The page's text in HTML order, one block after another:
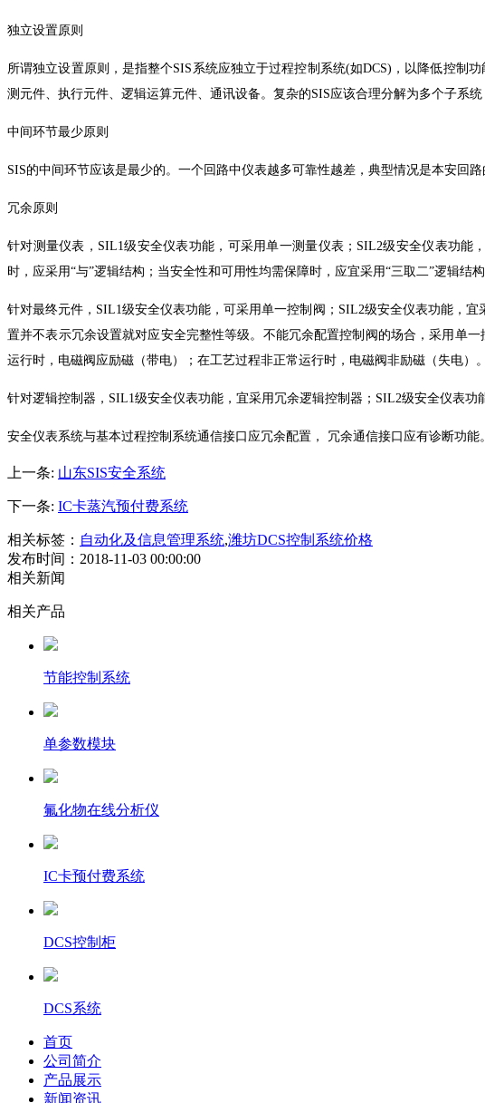
独立设置原则
所谓独立设置原则，是指整个SIS系统应独立于过程控制系统(如DCS)，以降低控制
测元件、执行元件、逻辑运算元件、通讯设备。复杂的SIS应该合理分解为多个子系
中间环节最少原则
SIS的中间环节应该是最少的。一个回路中仪表越多可靠性越差，典型情况是本安回
冗余原则
针对测量仪表，SIL1级安全仪表功能，可采用单一测量仪表；SIL2级安全仪表功
时，应采用“与”逻辑结构；当安全性和可用性均需保障时，应宜采用“三取二”逻辑结构
针对最终元件，SIL1级安全仪表功能，可采用单一控制阀；SIL2级安全仪表功能，
置并不表示冗余设置就对应安全完整性等级。不能冗余配置控制阀的场合，采用单
运行时，电磁阀应励磁（带电）；在工艺过程非正常运行时，电磁阀非励磁（失电）。
针对逻辑控制器，SIL1级安全仪表功能，宜采用冗余逻辑控制器；SIL2级安全仪表
安全仪表系统与基本过程控制系统通信接口应冗余配置， 冗余通信接口应有诊断功能。
上一条: 山东SIS安全系统
下一条: IC卡蒸汽预付费系统
相关标签： 自动化及信息管理系统,潍坊DCS控制系统价格
发布时间：2018-11-03 00:00:00
相关新闻
相关产品
节能控制系统
单参数模块
氟化物在线分析仪
IC卡预付费系统
DCS控制柜
DCS系统
首页
公司简介
产品展示
新闻资讯